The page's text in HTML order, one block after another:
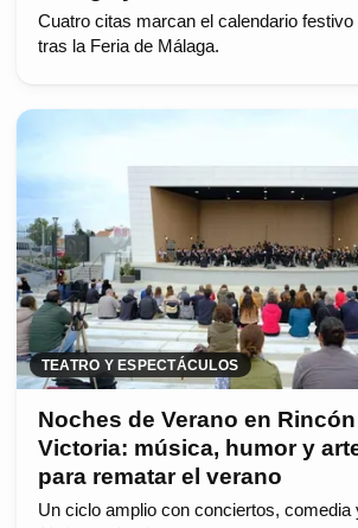
Cuatro citas marcan el calendario festivo
tras la Feria de Málaga.
TEATRO Y ESPECTÁCULOS
Noches de Verano en
Victoria: música, humor y
para rematar el verano
Un ciclo amplio con conciertos, comedia